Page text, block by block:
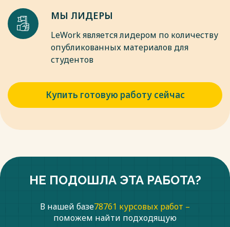
МЫ ЛИДЕРЫ
LeWork является лидером по количеству
опубликованных материалов для
студентов
Купить готовую работу сейчас
НЕ ПОДОШЛА ЭТА РАБОТА?
В нашей базе78761 курсовых работ –
поможем найти подходящую